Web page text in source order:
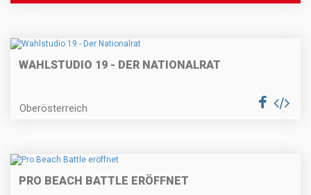
WAHLSTUDIO 19 - DER NATIONALRAT
Oberösterreich
PRO BEACH BATTLE ERÖFFNET